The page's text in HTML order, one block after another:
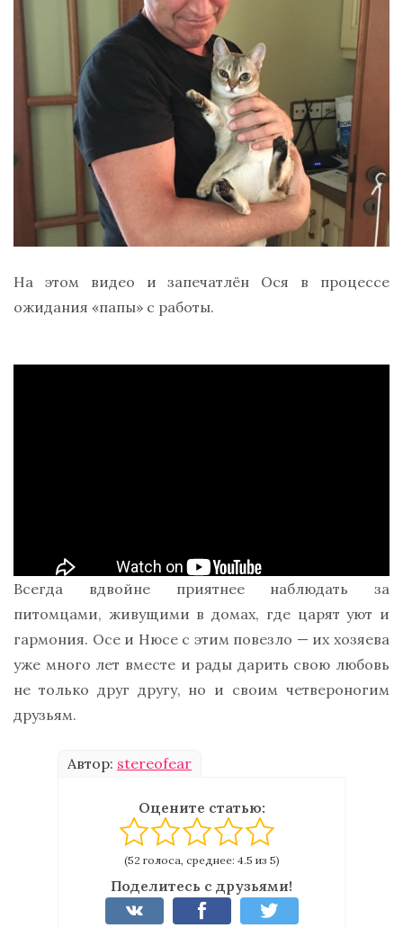
На этом видео и запечатлён Ося в процессе
ожидания «папы» с работы.
Всегда вдвойне приятнее наблюдать за
питомцами, живущими в домах, где царят уют и
гармония. Осе и Нюсе с этим повезло — их хозяева
уже много лет вместе и рады дарить свою любовь
не только друг другу, но и своим четвероногим
друзьям.
Автор: stereofear
Оцените статью:
(52 голоса, среднее: 4.5 из 5)
Поделитесь с друзьями!